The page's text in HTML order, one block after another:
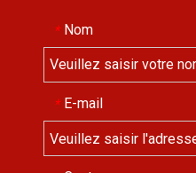
* Nom
* E-mail